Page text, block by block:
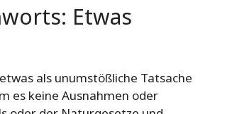
Etwas
als unumstößliche Tatsache
es keine Ausnahmen oder